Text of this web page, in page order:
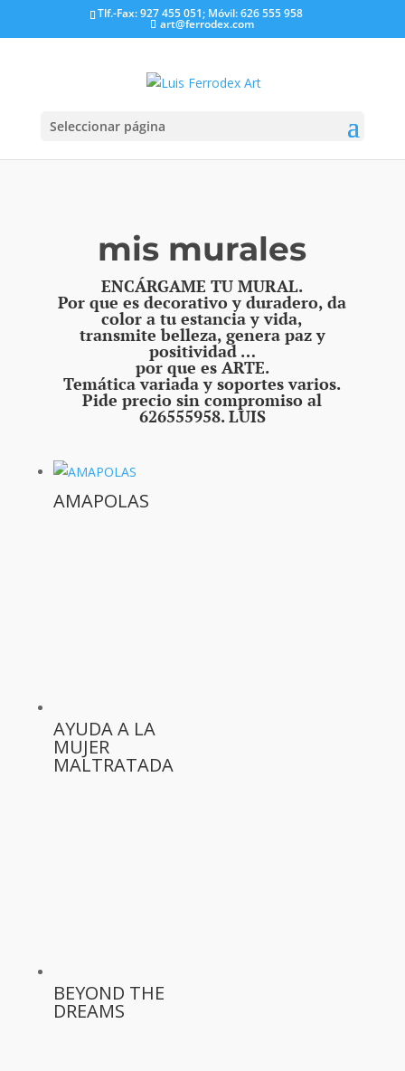
Tlf.-Fax: 927 455 051; Móvil: 626 555 958
art@ferrodex.com
Seleccionar página
mis murales
ENCÁRGAME TU MURAL.
Por que es decorativo y duradero, da
color a tu estancia y vida,
transmite belleza, genera paz y
positividad …
por que es ARTE.
Temática variada y soportes varios.
Pide precio sin compromiso al
626555958. LUIS
AMAPOLAS
AYUDA A LA
MUJER
MALTRATADA
BEYOND THE
DREAMS